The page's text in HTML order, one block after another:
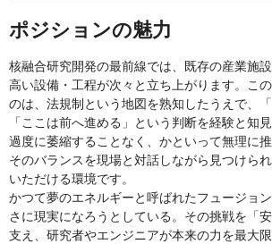
ポジションの魅力
核融合研究開発の最前線では、既存の産業施
高い設備・工程が次々と立ち上がります。こ
のは、法規制という地図を熟知したうえで、「
「ここは前へ進める」という判断を経験と知
過度に萎縮することなく、かといって無理に推
そのバランスを現場と対話しながら見つけら
いただける環境です。
かつて夢のエネルギーと呼ばれたフュージョ
さに現実になろうとしている。その挑戦を「
支え、研究者やエンジニアが本来の力を最大